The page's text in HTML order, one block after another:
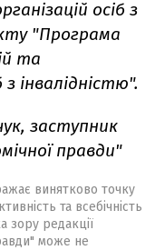
осіб з
"Програма
та
з інвалідністю".
заступник
правди"
винятково точку
та всебічність
зору редакції
може не